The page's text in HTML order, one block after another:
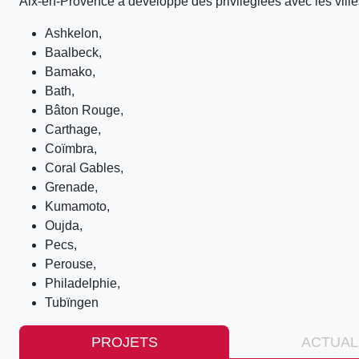
Ashkelon,
Baalbeck,
Bamako,
Bath,
Bâton Rouge,
Carthage,
Coïmbra,
Coral Gables,
Grenade,
Kumamoto,
Oujda,
Pecs,
Perouse,
Philadelphie,
Tubïngen
PROJETS